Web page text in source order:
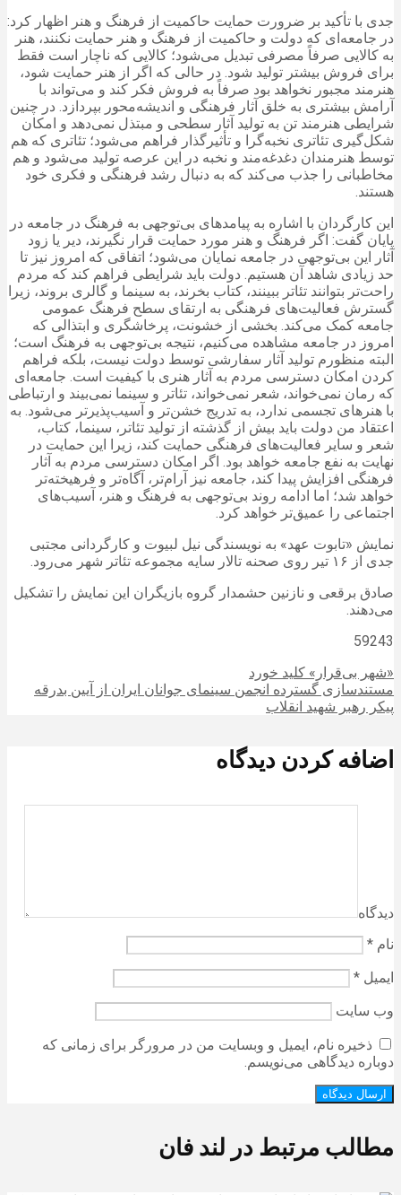
جدی با تأکید بر ضرورت حمایت حاکمیت از فرهنگ و هنر اظهار کرد:
در جامعه‌ای که دولت و حاکمیت از فرهنگ و هنر حمایت نکنند، هنر
به کالایی صرفاً مصرفی تبدیل می‌شود؛ کالایی که ناچار است فقط
برای فروش بیشتر تولید شود. در حالی که اگر از هنر حمایت شود،
هنرمند مجبور نخواهد بود صرفاً به فروش فکر کند و می‌تواند با
آرامش بیشتری به خلق آثار فرهنگی و اندیشه‌محور بپردازد. در چنین
شرایطی هنرمند تن به تولید آثار سطحی و مبتذل نمی‌دهد و امکان
شکل‌گیری تئاتری نخبه‌گرا و تأثیرگذار فراهم می‌شود؛ تئاتری که هم
توسط هنرمندان دغدغه‌مند و نخبه در این عرصه تولید می‌شود و هم
مخاطبانی را جذب می‌کند که به دنبال رشد فرهنگی و فکری خود
هستند.
این کارگردان با اشاره به پیامدهای بی‌توجهی به فرهنگ در جامعه در
پایان گفت: اگر فرهنگ و هنر مورد حمایت قرار نگیرند، دیر یا زود
آثار این بی‌توجهی در جامعه نمایان می‌شود؛ اتفاقی که امروز نیز تا
حد زیادی شاهد آن هستیم. دولت باید شرایطی فراهم کند که مردم
راحت‌تر بتوانند تئاتر ببینند، کتاب بخرند، به سینما و گالری بروند، زیرا
گسترش فعالیت‌های فرهنگی به ارتقای سطح فرهنگ عمومی
جامعه کمک می‌کند. بخشی از خشونت، پرخاشگری و ابتذالی که
امروز در جامعه مشاهده می‌کنیم، نتیجه بی‌توجهی به فرهنگ است؛
البته منظورم تولید آثار سفارشی توسط دولت نیست، بلکه فراهم
کردن امکان دسترسی مردم به آثار هنری با کیفیت است. جامعه‌ای
که رمان نمی‌خواند، شعر نمی‌خواند، تئاتر و سینما نمی‌بیند و ارتباطی
با هنرهای تجسمی ندارد، به تدریج خشن‌تر و آسیب‌پذیرتر می‌شود. به
اعتقاد من دولت باید بیش از گذشته از تولید تئاتر، سینما، کتاب،
شعر و سایر فعالیت‌های فرهنگی حمایت کند، زیرا این حمایت در
نهایت به نفع جامعه خواهد بود. اگر امکان دسترسی مردم به آثار
فرهنگی افزایش پیدا کند، جامعه نیز آرام‌تر، آگاه‌تر و فرهیخته‌تر
خواهد شد؛ اما ادامه روند بی‌توجهی به فرهنگ و هنر، آسیب‌های
اجتماعی را عمیق‌تر خواهد کرد.
نمایش «تابوت عهد» به نویسندگی نیل لبیوت و کارگردانی مجتبی
جدی از ۱۶ تیر روی صحنه تالار سایه مجموعه تئاتر شهر می‌رود.
صادق ‌برقعی و نازنین ‌حشمدار گروه بازیگران این نمایش را تشکیل
می‌دهند.
59243
«شهر بی‌قرار» کلید خورد
مستندسازی گسترده انجمن سینمای جوانان ایران از آیین بدرقه
پیکر رهبر شهید انقلاب
اضافه کردن دیدگاه
دیدگاه
نام *
ایمیل *
وب‌ سایت
ذخیره نام، ایمیل و وبسایت من در مرورگر برای زمانی که
دوباره دیدگاهی می‌نویسم.
مطالب مرتبط در لند فان